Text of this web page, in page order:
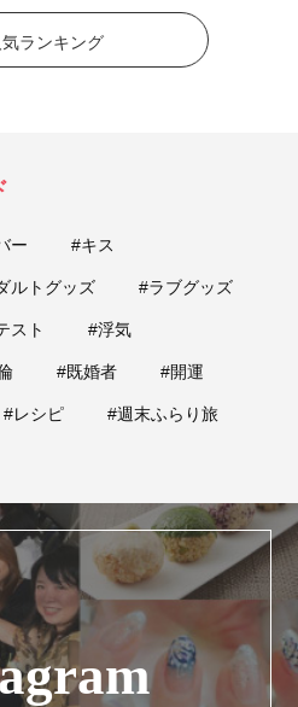
ランキング
ー #キス
ルトグッズ #ラブグッズ
スト #浮気
#既婚者 #開運
#レシピ #週末ふらり旅